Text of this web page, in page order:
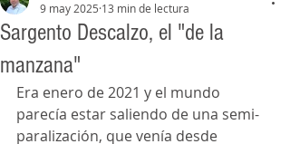
Sargento Descalzo, el "de la
manzana"
9 may 2025 13 min de lectura
Era enero de 2021 y el mundo
parecía estar saliendo de una semi-
paralización, que venía desde